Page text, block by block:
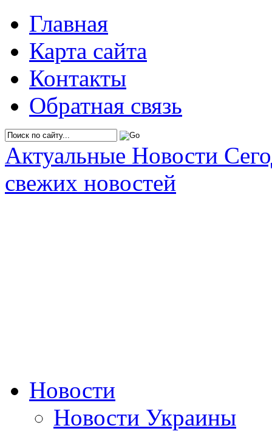
Главная
Карта сайта
Контакты
Обратная связь
Актуальные Новости
свежих новостей
Новости
Новости Украины